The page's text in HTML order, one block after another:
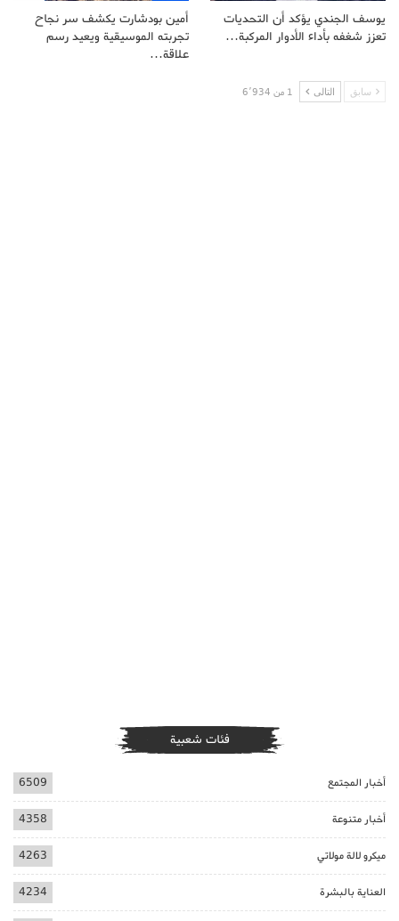
يوسف الجندي يؤكد أن التحديات
تعزز شغفه بأداء الأدوار المركبة…
أمين بودشارت يكشف سر نجاح
تجربته الموسيقية ويعيد رسم
علاقة…
سابق التالى 1 من 6٬934
فئات شعبية
أخبار المجتمع 6509
أخبار متنوعة 4358
ميكرو لالة مولاتي 4263
العناية بالبشرة 4234